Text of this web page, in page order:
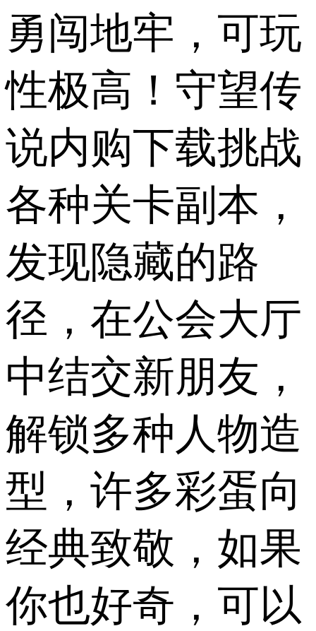
勇闯地牢，可玩
性极高！守望传
说内购下载挑战
各种关卡副本，
发现隐藏的路
径，在公会大厅
中结交新朋友，
解锁多种人物造
型，许多彩蛋向
经典致敬，如果
你也好奇，可以